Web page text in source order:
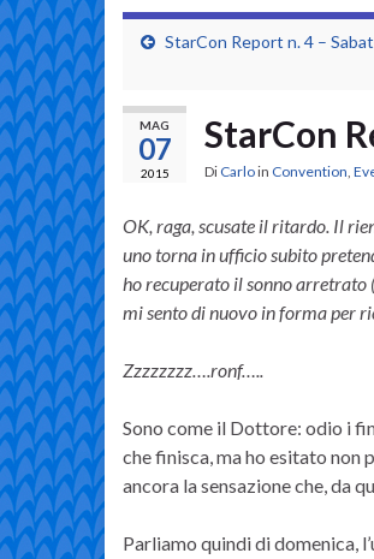
StarCon Report n. 4 –
MAG
07
2015
StarCon
Di Carloin Convention,
OK, raga, scusate il ritardo. Il
uno torna in ufficio subito
ho recuperato il sonno arretrato
mi sento di nuovo in forma per
Zzzzzzzz….ronf…..
Sono come il Dottore: odio i
che finisca, ma ho esitato non
ancora la sensazione che, da
Parliamo quindi di domenica,